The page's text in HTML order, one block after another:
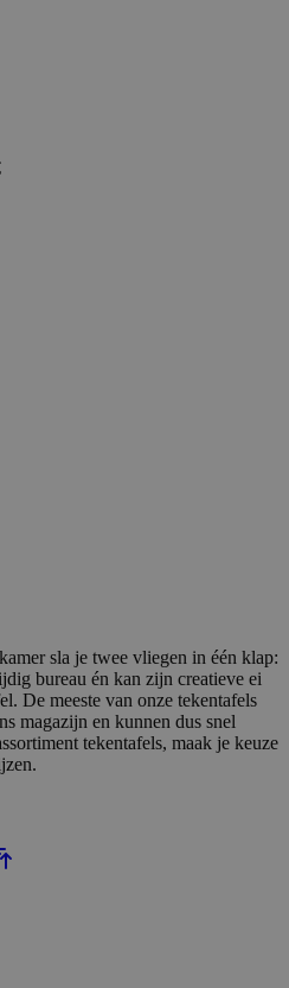
sla je twee vliegen in één klap:
bureau én kan zijn creatieve ei
De meeste van onze tekentafels
magazijn en kunnen dus snel
tekentafels, maak je keuze